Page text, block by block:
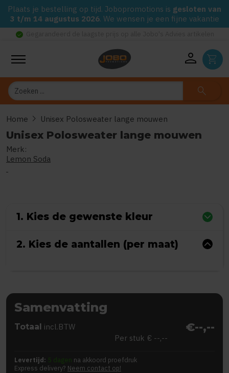
Plaats je bestelling op tijd. Jobopromotions is gesloten van
3 t/m 14 augustus 2026. We wensen je een fijne vakantie
check_circle
person shopping_cart
Zoeken search
Home chevron_right Unisex Polosweater lange mouwen
Unisex Polosweater lange mouwen
Merk:
Lemon Soda
1. Kies de gewenste kleur
2. Kies de aantallen (per maat)
Samenvatting
Totaal incl.BTW €--,--
Per stuk € --,--
Levertijd: 5 dagen na akkoord proefdruk
Express delivery? Neem contact op!